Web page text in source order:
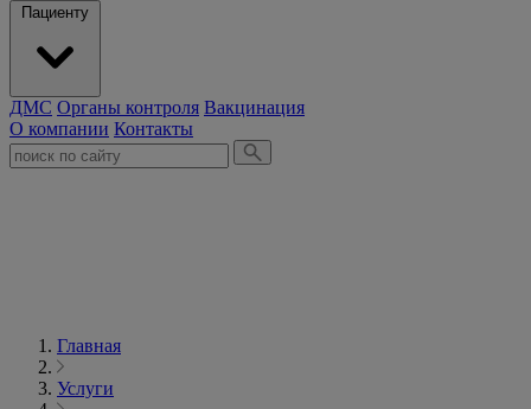
Пациенту
ДМС Органы контроля Вакцинация
О компании Контакты
Главная
Услуги